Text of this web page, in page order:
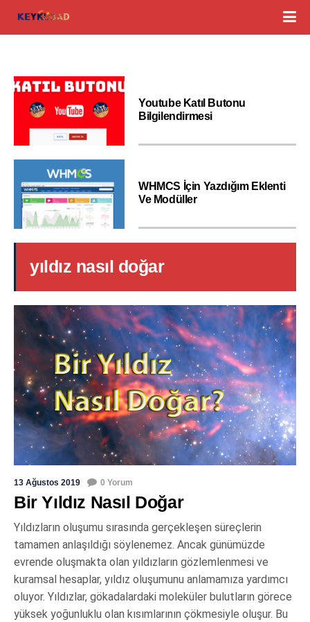
Youtube Katıl Butonu
Bilgilendirmesi
WHMCS İçin Yazdığım Eklenti
Ve Modüller
yıldız nasıl doğar
13 Ağustos 2019 0 Yorum
Bir Yıldız Nasıl Doğar
Yıldızların oluşumu sırasında gerçekleşen süreçlerin
tamamen anlaşıldığı söylenemez. Ancak günümüzde
evrende oluşmakta olan yıldızların gözlemlenmesi ve
kuramsal hesaplar, yıldız oluşumunu anlamamıza yardımcı
oluyor. Yıldızlar, gökadalardaki moleküler bulutların görece
yüksek yoğunluklu olan kısımlarının çökmesiyle oluşur. Bu